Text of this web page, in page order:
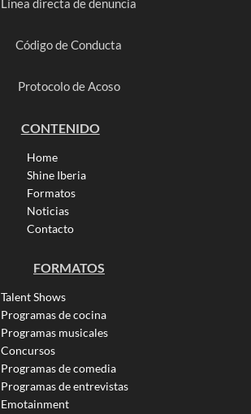
Línea directa de denuncia
Código de Conducta
Protocolo de Acoso
CONTENIDO
Home
Shine Iberia
Formatos
Noticias
Contacto
FORMATOS
Talent Shows
Programas de cocina
Programas musicales
Concursos
Programas de comedia
Programas de entrevistas
Emotainment